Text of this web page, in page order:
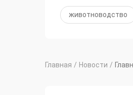
животноводство
Главная / Новости /